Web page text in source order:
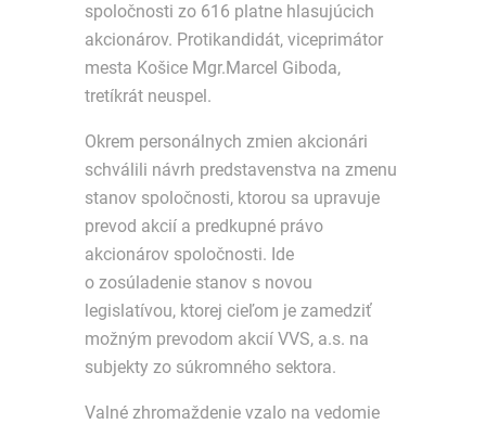
spoločnosti zo 616 platne hlasujúcich
akcionárov. Protikandidát, viceprimátor
mesta Košice Mgr.Marcel Giboda,
tretíkrát neuspel.
Okrem personálnych zmien akcionári
schválili návrh predstavenstva na zmenu
stanov spoločnosti, ktorou sa upravuje
prevod akcií a predkupné právo
akcionárov spoločnosti. Ide
o zosúladenie stanov s novou
legislatívou, ktorej cieľom je zamedziť
možným prevodom akcií VVS, a.s. na
subjekty zo súkromného sektora.
Valné zhromaždenie vzalo na vedomie